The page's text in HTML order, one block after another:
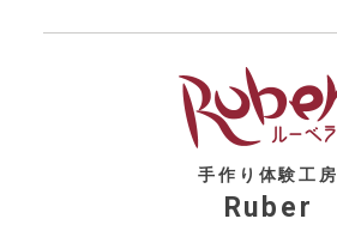
手作り体験工房
Ruber